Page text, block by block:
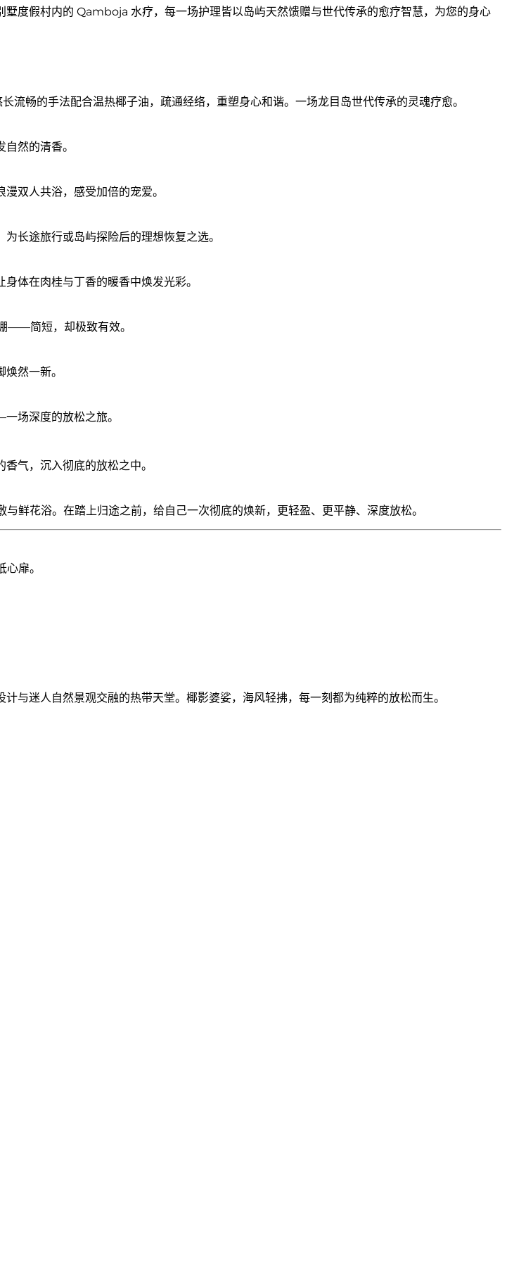
度假村内的 Qamboja 水疗，每一场护理皆以岛屿天然馈赠与世代传承的愈疗智慧，为您的身心
畅的手法配合温热椰子油，疏通经络，重塑身心和谐。一场龙目岛世代传承的灵魂疗愈。
然的清香。
双人共浴，感受加倍的宠爱。
长途旅行或岛屿探险后的理想恢复之选。
体在肉桂与丁香的暖香中焕发光彩。
——简短，却极致有效。
然一新。
场深度的放松之旅。
气，沉入彻底的放松之中。
花浴。在踏上归途之前，给自己一次彻底的焕新，更轻盈、更平静、深度放松。
扉。
与迷人自然景观交融的热带天堂。椰影婆娑，海风轻拂，每一刻都为纯粹的放松而生。